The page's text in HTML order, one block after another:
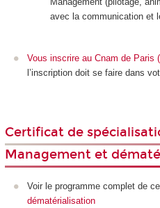
avec la communication et
Vous inscrire au Cnam de Paris (
l’inscription doit se faire dans
Certificat de
Management et
Voir le programme complet de
dématérialisation